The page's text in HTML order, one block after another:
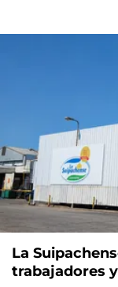
La
trabajadores